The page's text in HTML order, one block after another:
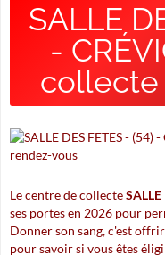
SALLE
-
collecte
Le centre de collecteSALLE
ses portes en 2026 pour
Donner son sang, c'est
pour savoir si vous êtes